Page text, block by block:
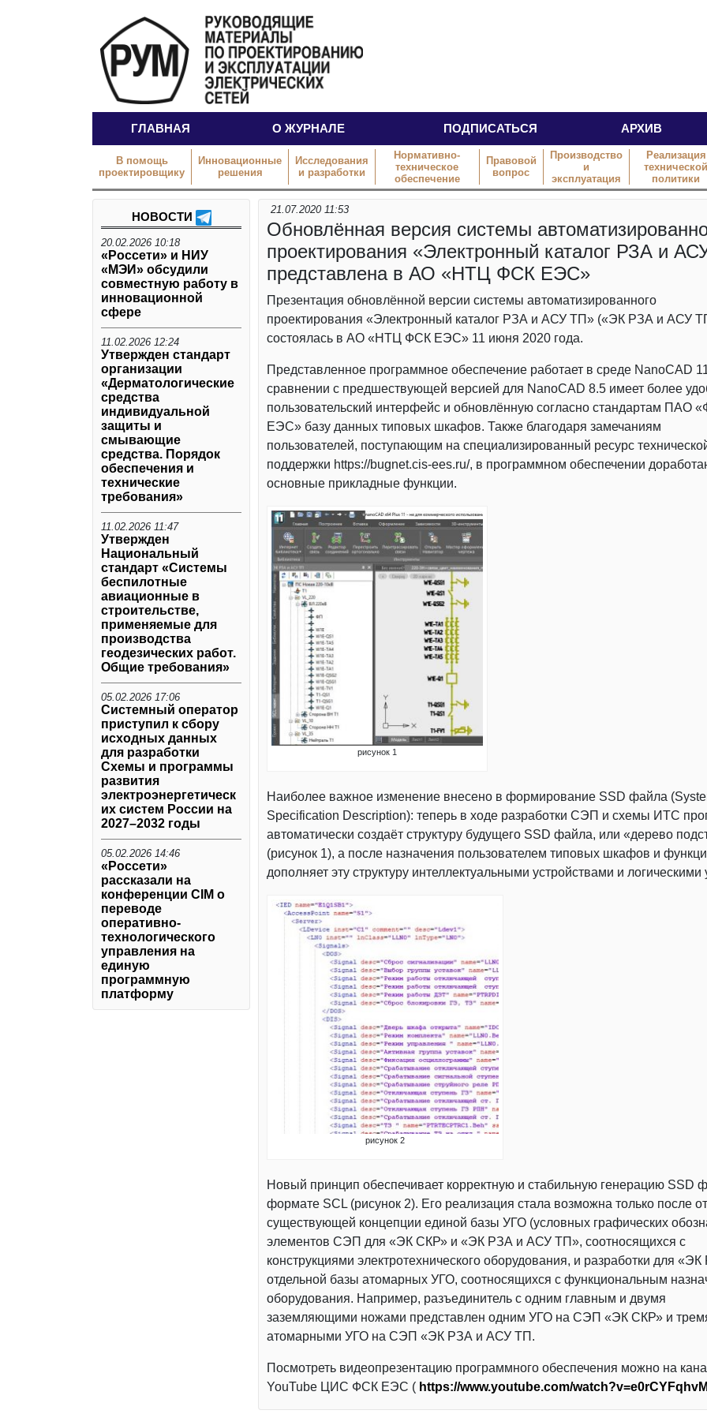
ГЛАВНАЯ О ЖУРНАЛЕ ПОДПИСАТЬСЯ АРХИВ
В помощь
проектировщику
Инновационные
решения
Исследования
и разработки
Нормативно-
техническое
обеспечение
Правовой
вопрос
Производство
и
эксплуатация
Реализация
технической
политики
НОВОСТИ
20.02.2026 10:18
«Россети» и НИУ
«МЭИ» обсудили
совместную работу в
инновационной
сфере
11.02.2026 12:24
Утвержден стандарт
организации
«Дерматологические
средства
индивидуальной
защиты и
смывающие
средства. Порядок
обеспечения и
технические
требования»
11.02.2026 11:47
Утвержден
Национальный
стандарт «Системы
беспилотные
авиационные в
строительстве,
применяемые для
производства
геодезических работ.
Общие требования»
05.02.2026 17:06
Системный оператор
приступил к сбору
исходных данных
для разработки
Схемы и программы
развития
электроэнергетическ
их систем России на
2027–2032 годы
05.02.2026 14:46
«Россети»
рассказали на
конференции CIM о
переводе
оперативно-
технологического
управления на
единую
программную
платформу
21.07.2020 11:53
Обновлённая версия системы
проектирования «Электронный каталог РЗА и
представлена в АО «НТЦ ФСК ЕЭС»
Презентация обновлённой версии системы автоматизированного
проектирования «Электронный каталог РЗА и АСУ ТП» («ЭК РЗА и АСУ
состоялась в АО «НТЦ ФСК ЕЭС» 11 июня 2020 года.
Представленное программное обеспечение работает в среде NanoCAD
сравнении с предшествующей версией для NanoCAD 8.5 имеет более
пользовательский интерфейс и обновлённую согласно стандартам ПАО
ЕЭС» базу данных типовых шкафов. Также благодаря замечаниям
пользователей, поступающим на специализированный ресурс
поддержки https://bugnet.cis-ees.ru/, в программном обеспечении
основные прикладные функции.
рисунок 1
Наиболее важное изменение внесено в формирование SSD файла
Specification Description): теперь в ходе разработки СЭП и схемы ИТС
автоматически создаёт структуру будущего SSD файла, или «дерево
(рисунок 1), а после назначения пользователем типовых шкафов и
дополняет эту структуру интеллектуальными устройствами и логическими
рисунок 2
Новый принцип обеспечивает корректную и стабильную генерацию SSD
формате SCL (рисунок 2). Его реализация стала возможна только после
существующей концепции единой базы УГО (условных графических
элементов СЭП для «ЭК СКР» и «ЭК РЗА и АСУ ТП», соотносящихся с
конструкциями электротехнического оборудования, и разработки для
отдельной базы атомарных УГО, соотносящихся с функциональным
оборудования. Например, разъединитель с одним главным и двумя
заземляющими ножами представлен одним УГО на СЭП «ЭК СКР» и
атомарными УГО на СЭП «ЭК РЗА и АСУ ТП.
Посмотреть видеопрезентацию программного обеспечения можно на
YouTube ЦИС ФСК ЕЭС ( https://www.youtube.com/